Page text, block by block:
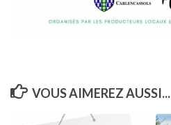
VOUS AIMEREZ AUSSI...